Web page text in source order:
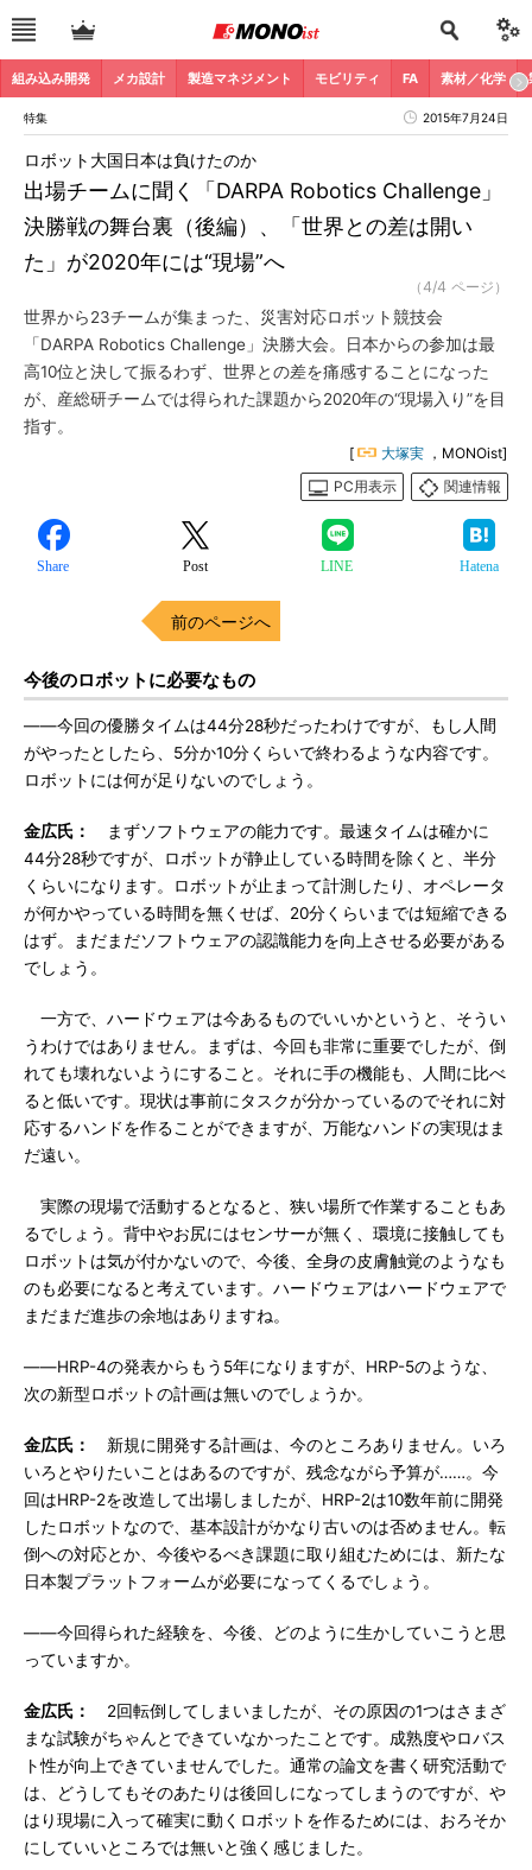
組み込み開発 メカ設計 製造マネジメント モビリティ FA 素材／化学
特集 2015年7月24日
出場チームに聞く「DARPA Robotics Challenge」
決勝戦の舞台裏（後編）、「世界との差は開い
た」が2020年には“現場”へ
ロボット大国日本は負けたのか
（4/4 ページ）
世界から23チームが集まった、災害対応ロボット競技会
「DARPA Robotics Challenge」決勝大会。日本からの参加は最
高10位と決して振るわず、世界との差を痛感することになった
が、産総研チームでは得られた課題から2020年の“現場入り”を目
指す。
[ 大塚実 ，MONOist]
PC用表示
関連情報
Share Post LINE Hatena
前のページへ
今後のロボットに必要なもの
――今回の優勝タイムは44分28秒だったわけですが、もし人間
がやったとしたら、5分か10分くらいで終わるような内容です。
ロボットには何が足りないのでしょう。
金広氏：
まずソフトウェアの能力です。最速タイムは確かに
44分28秒ですが、ロボットが静止している時間を除くと、半分
くらいになります。ロボットが止まって計測したり、オペレータ
が何かやっている時間を無くせば、20分くらいまでは短縮できる
はず。まだまだソフトウェアの認識能力を向上させる必要がある
でしょう。
一方で、ハードウェアは今あるものでいいかというと、そうい
うわけではありません。まずは、今回も非常に重要でしたが、倒
れても壊れないようにすること。それに手の機能も、人間に比べ
ると低いです。現状は事前にタスクが分かっているのでそれに対
応するハンドを作ることができますが、万能なハンドの実現はま
だ遠い。
実際の現場で活動するとなると、狭い場所で作業することもあ
るでしょう。背中やお尻にはセンサーが無く、環境に接触しても
ロボットは気が付かないので、今後、全身の皮膚触覚のようなも
のも必要になると考えています。ハードウェアはハードウェアで
まだまだ進歩の余地はありますね。
――HRP-4の発表からもう5年になりますが、HRP-5のような、
次の新型ロボットの計画は無いのでしょうか。
金広氏：
新規に開発する計画は、今のところありません。いろ
いろとやりたいことはあるのですが、残念ながら予算が……。今
回はHRP-2を改造して出場しましたが、HRP-2は10数年前に開発
したロボットなので、基本設計がかなり古いのは否めません。転
倒への対応とか、今後やるべき課題に取り組むためには、新たな
日本製プラットフォームが必要になってくるでしょう。
――今回得られた経験を、今後、どのように生かしていこうと思
っていますか。
金広氏：
2回転倒してしまいましたが、その原因の1つはさまざ
まな試験がちゃんとできていなかったことです。成熟度やロバス
ト性が向上できていませんでした。通常の論文を書く研究活動で
は、どうしてもそのあたりは後回しになってしまうのですが、や
はり現場に入って確実に動くロボットを作るためには、おろそか
にしていいところでは無いと強く感じました。